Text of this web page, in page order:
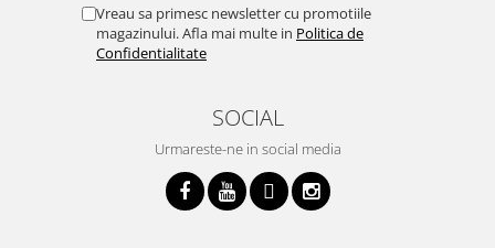
Vreau sa primesc newsletter cu promotiile
magazinului. Afla mai multe in Politica de
Confidentialitate
SOCIAL
Urmareste-ne in social media